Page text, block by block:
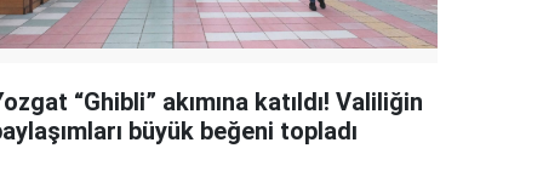
“Ghibli” akımına katıldı! Valiliğin
büyük beğeni topladı